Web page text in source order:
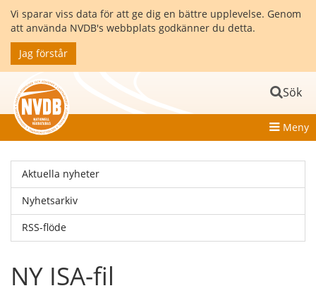
Vi sparar viss data för att ge dig en bättre upplevelse. Genom
att använda NVDB's webbplats godkänner du detta.
Jag förstår
Sök
Meny
Aktuella nyheter
Nyhetsarkiv
RSS-flöde
NY ISA-fil